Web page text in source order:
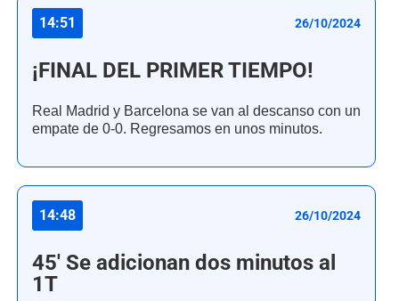
14:51 26/10/2024
¡FINAL DEL PRIMER TIEMPO!
Real Madrid y Barcelona se van al descanso con un
empate de 0-0. Regresamos en unos minutos.
14:48 26/10/2024
45' Se adicionan dos minutos al
1T